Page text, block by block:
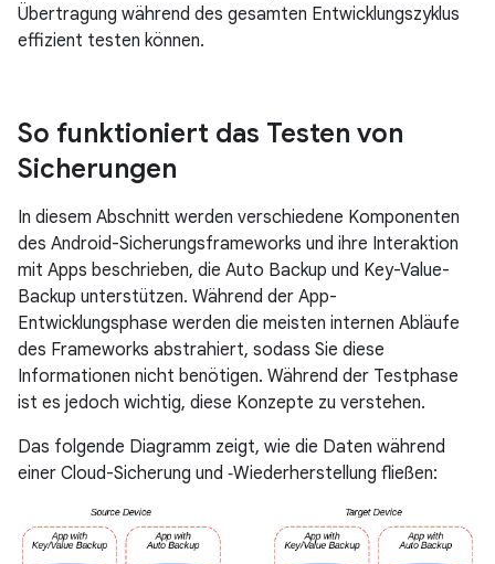
Übertragung während des gesamten Entwicklungszyklus
effizient testen können.
So funktioniert das Testen von
Sicherungen
In diesem Abschnitt werden verschiedene Komponenten
des Android-Sicherungsframeworks und ihre Interaktion
mit Apps beschrieben, die Auto Backup und Key-Value-
Backup unterstützen. Während der App-
Entwicklungsphase werden die meisten internen Abläufe
des Frameworks abstrahiert, sodass Sie diese
Informationen nicht benötigen. Während der Testphase
ist es jedoch wichtig, diese Konzepte zu verstehen.
Das folgende Diagramm zeigt, wie die Daten während
einer Cloud-Sicherung und ‑Wiederherstellung fließen: